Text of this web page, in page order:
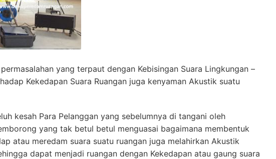
yang terpaut dengan Kebisingan Suara Lingkungan –
Kekedapan Suara Ruangan juga kenyaman Akustik suatu
kesah Para Pelanggan yang sebelumnya di tangani oleh
yang tak betul betul menguasai bagaimana membentuk
atau meredam suara suatu ruangan juga melahirkan Akustik
dapat menjadi ruangan dengan Kekedapan atau gaung suara